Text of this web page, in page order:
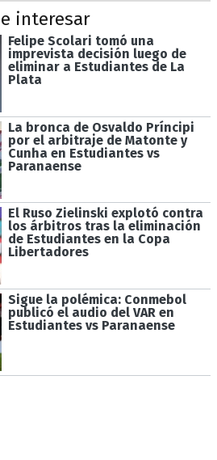
interesar
Felipe Scolari tomó una
imprevista decisión luego de
eliminar a Estudiantes de La
Plata
La bronca de Osvaldo Príncipi
por el arbitraje de Matonte y
Cunha en Estudiantes vs
Paranaense
El Ruso Zielinski explotó contra
los árbitros tras la eliminación
de Estudiantes en la Copa
Libertadores
Sigue la polémica: Conmebol
publicó el audio del VAR en
Estudiantes vs Paranaense